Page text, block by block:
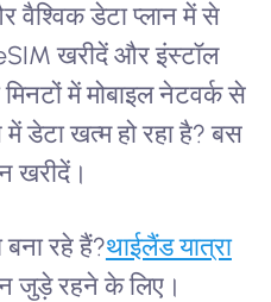
वैश्विक डेटा प्लान में से
खरीदें और इंस्टॉल
में मोबाइल नेटवर्क से
डेटा खत्म हो रहा है? बस
खरीदें।
बना रहे हैं?थाईलैंड यात्रा
जुड़े रहने के लिए।